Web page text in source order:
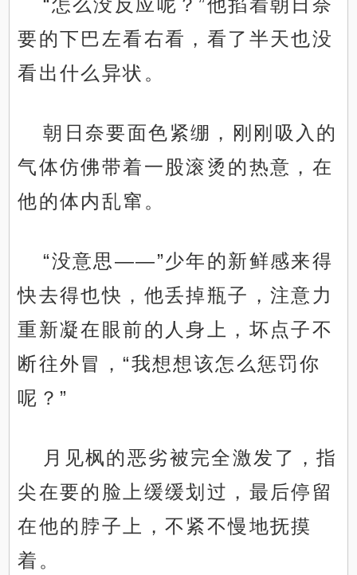
“怎么没反应呢？”他掐着朝日奈
要的下巴左看右看，看了半天也没
看出什么异状。
朝日奈要面色紧绷，刚刚吸入的
气体仿佛带着一股滚烫的热意，在
他的体内乱窜。
“没意思——”少年的新鲜感来得
快去得也快，他丢掉瓶子，注意力
重新凝在眼前的人身上，坏点子不
断往外冒，“我想想该怎么惩罚你
呢？”
月见枫的恶劣被完全激发了，指
尖在要的脸上缓缓划过，最后停留
在他的脖子上，不紧不慢地抚摸
着。